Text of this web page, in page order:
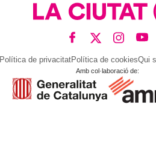
Política de privacitatPolítica de cookiesQui
Amb col·laboració de: